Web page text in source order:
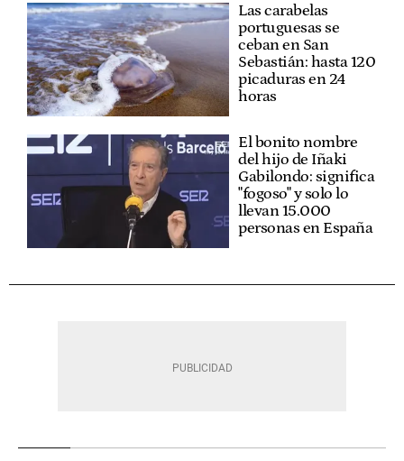
Las carabelas
portuguesas se
ceban en San
Sebastián: hasta 120
picaduras en 24
horas
El bonito nombre
del hijo de Iñaki
Gabilondo: significa
"fogoso" y solo lo
llevan 15.000
personas en España